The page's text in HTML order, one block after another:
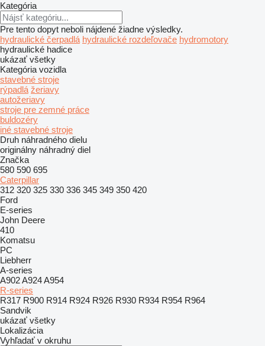
Kategória
Pre tento dopyt neboli nájdené žiadne výsledky.
hydraulické čerpadlá hydraulické rozdeľovače hydromotory
hydraulické hadice
ukázať všetky
Kategória vozidla
stavebné stroje
rýpadlá žeriavy
autožeriavy
stroje pre zemné práce
buldozéry
iné stavebné stroje
Druh náhradného dielu
originálny náhradný diel
Značka
580 590 695
Caterpillar
312 320 325 330 336 345 349 350 420
Ford
E-series
John Deere
410
Komatsu
PC
Liebherr
A-series
A902A924A954
R-series
R317 R900 R914 R924 R926 R930 R934 R954 R964
Sandvik
ukázať všetky
Lokalizácia
Vyhľadať v okruhu